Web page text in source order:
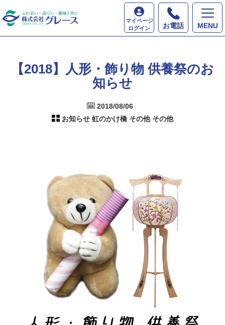
MENU
お電話
マイページ
ログイン
ホーム 最新情報
【2018】人形・飾り物 供養祭の
お知らせ
【2018】人形・飾り物 供養祭のお
知らせ
2018/08/06
お知らせ 虹のかけ橋 その他 その他